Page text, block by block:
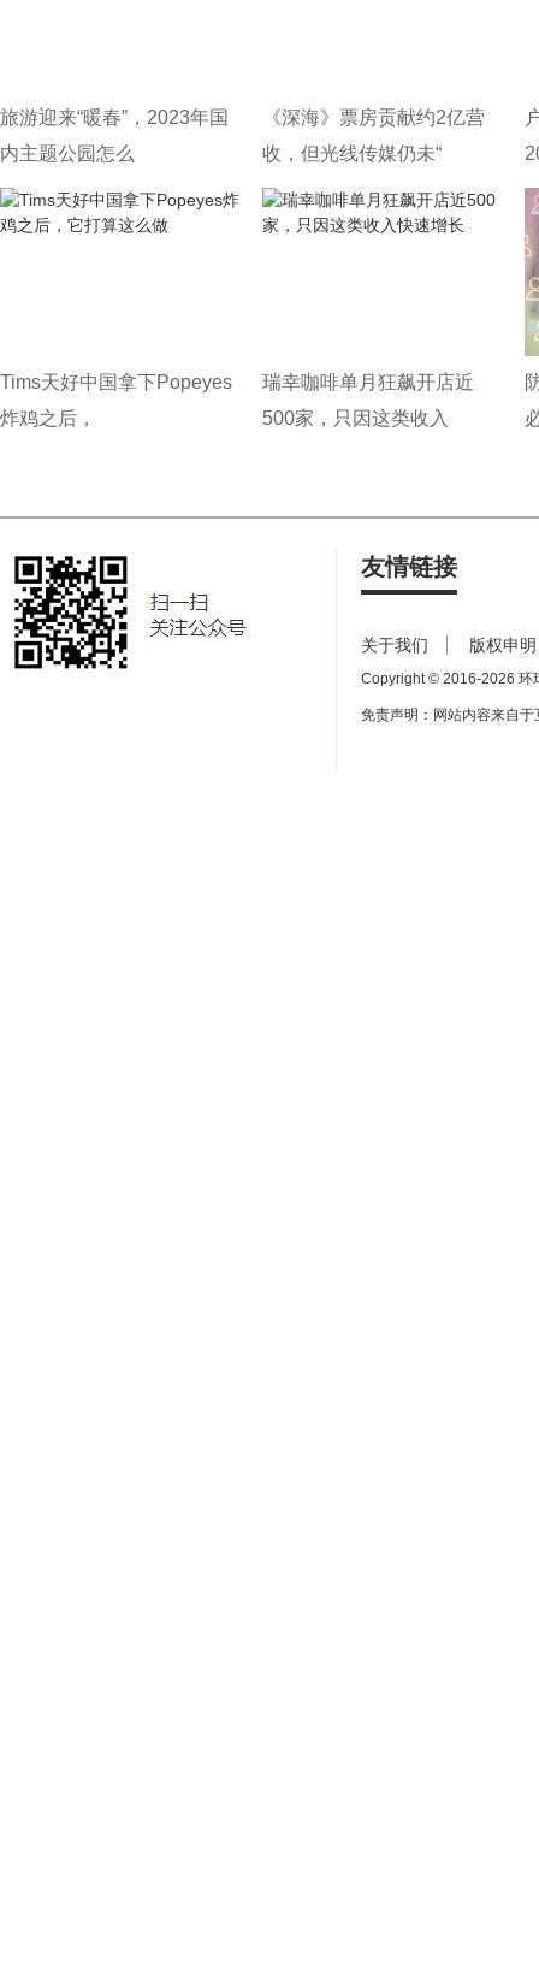
旅游迎来“暖春”，2023年国
内主题公园怎么
《深海》票房贡献约2亿营
收，但光线传媒仍未“
Tims天好中国拿下Popeyes
炸鸡之后，
瑞幸咖啡单月狂飙开店近
500家，只因这类收入
友情链接
关于我们 版权申明
Copyright © 2016-2026 环
免责声明：网站内容来自